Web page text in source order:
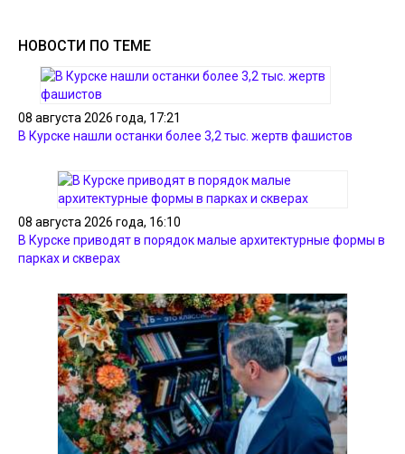
НОВОСТИ ПО ТЕМЕ
08 августа 2026 года, 17:21
В Курске нашли останки более 3,2 тыс. жертв фашистов
08 августа 2026 года, 16:10
В Курске приводят в порядок малые архитектурные формы в
парках и скверах